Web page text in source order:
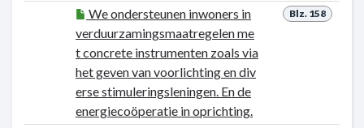
Blz. 158
We ondersteunen inwoners in
verduurzamingsmaatregelen me
t concrete instrumenten zoals via
het geven van voorlichting en div
erse stimuleringsleningen. En de
energiecoöperatie in oprichting.